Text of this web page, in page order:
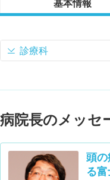
基本情報
診療科
病院長のメッセ
頭の
る